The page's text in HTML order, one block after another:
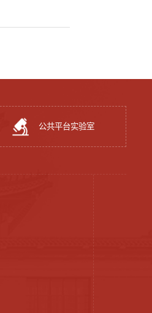
公共平台实验室